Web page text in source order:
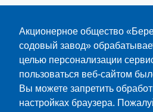
Акционерное общество
содовый завод»
целью персонализации
пользоваться веб-сайтом
Вы можете запретить
настройках браузера.
Политика использования
Карта сайта
ВСЕ КОНТАКТЫ
ВСЕ ДОКУМЕНТЫ